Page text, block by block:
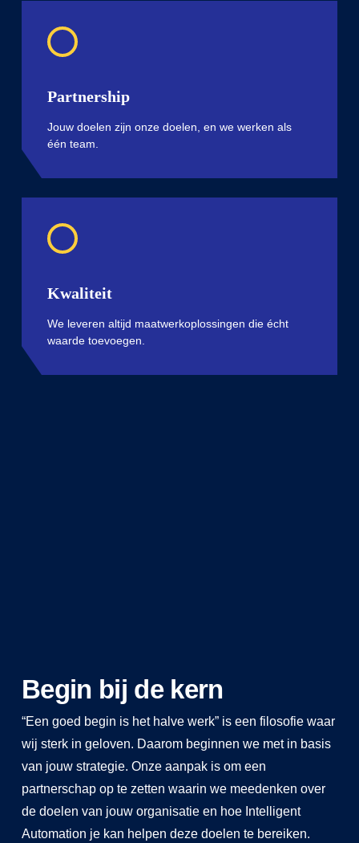
Partnership
Jouw doelen zijn onze doelen en we werken als
één team.
Kwaliteit
We leveren altijd maatwerkoplossingen die écht
waarde toevoegen
Begin bij de kern
“Een goed begin is het halve werk” is een filosofie waar
wij sterk in geloven. Daarom beginnen we met in basis
van jouw strategie. Onze aanpak is om een
partnerschap op te zetten waarin we meedenken over
de doelen van jouw organisatie en hoe Intelligent
Automation je kan helpen deze doelen te bereiken.